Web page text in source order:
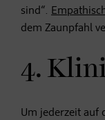
sind“.
dem Zaunpfahl
4.
Um jederzeit auf